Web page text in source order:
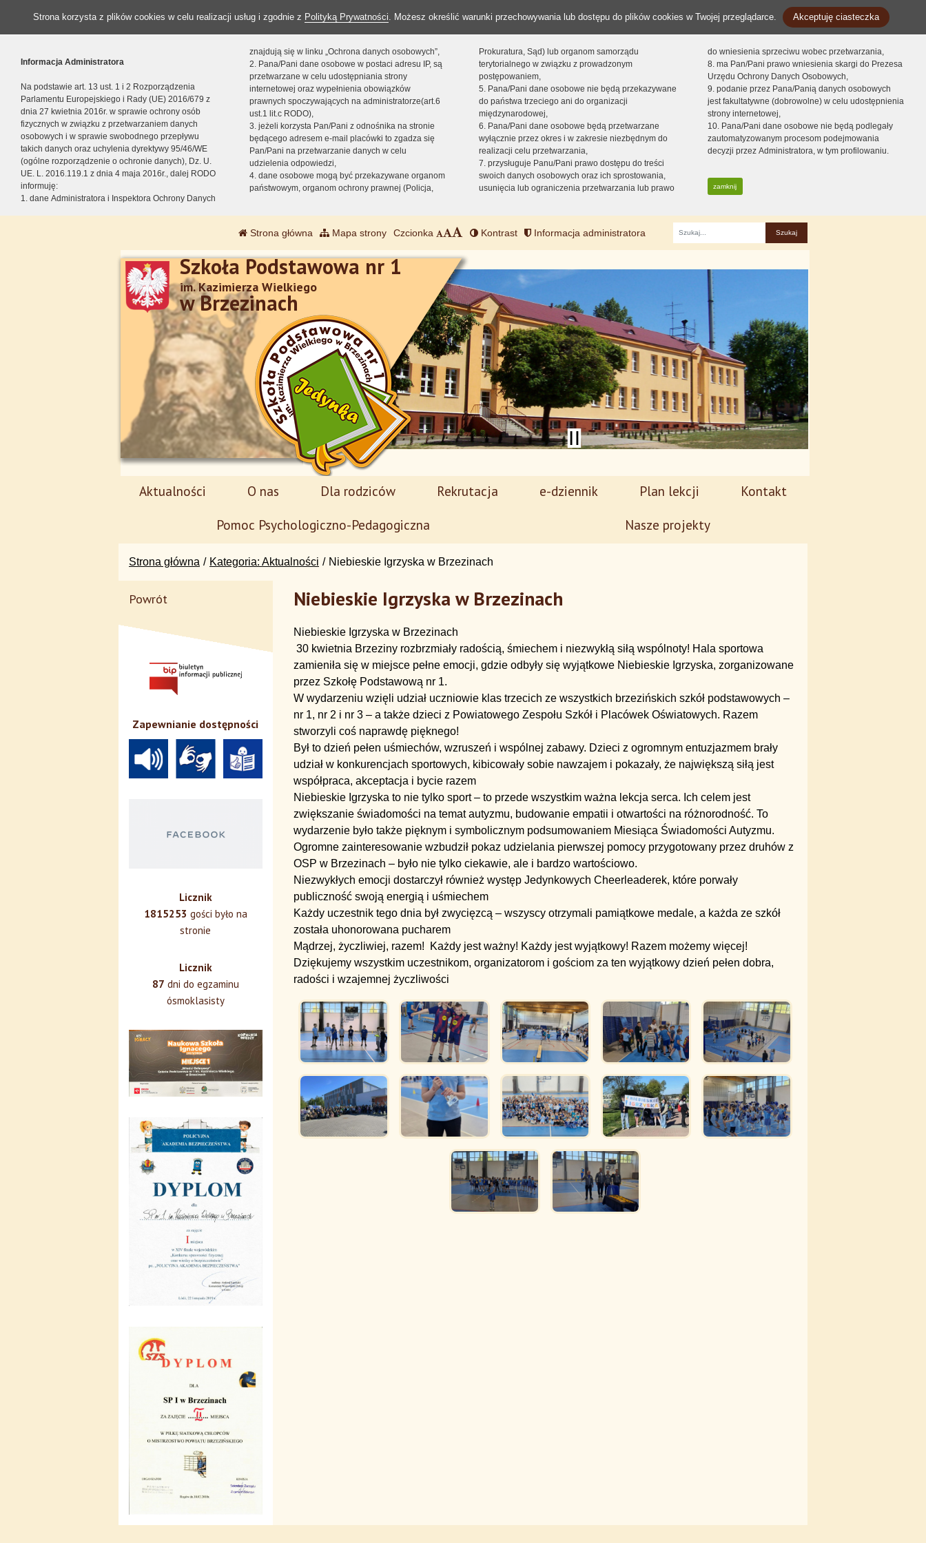
Strona korzysta z plików cookies w celu realizacji usług i zgodnie z Polityką Prywatności. Możesz określić warunki przechowywania lub dostępu do plików cookies w Twojej przeglądarce. Akceptuję ciasteczka
Informacja Administratora
Na podstawie art. 13 ust. 1 i 2 Rozporządzenia
Parlamentu Europejskiego i Rady (UE) 2016/679 z
dnia 27 kwietnia 2016r. w sprawie ochrony osób
fizycznych w związku z przetwarzaniem danych
osobowych i w sprawie swobodnego przepływu
takich danych oraz uchylenia dyrektywy 95/46/WE
(ogólne rozporządzenie o ochronie danych), Dz. U.
UE. L. 2016.119.1 z dnia 4 maja 2016r., dalej RODO
informuję:
1. dane Administratora i Inspektora Ochrony Danych
znajdują się w linku „Ochrona danych osobowych”,
2. Pana/Pani dane osobowe w postaci adresu IP, są
przetwarzane w celu udostępniania strony
internetowej oraz wypełnienia obowiązków
prawnych spoczywających na administratorze(art.6
ust.1 lit.c RODO),
3. jeżeli korzysta Pan/Pani z odnośnika na stronie
będącego adresem e-mail placówki to zgadza się
Pan/Pani na przetwarzanie danych w celu
udzielenia odpowiedzi,
4. dane osobowe mogą być przekazywane organom
państwowym, organom ochrony prawnej (Policja,
Prokuratura, Sąd) lub organom samorządu
terytorialnego w związku z prowadzonym
postępowaniem,
5. Pana/Pani dane osobowe nie będą przekazywane
do państwa trzeciego ani do organizacji
międzynarodowej,
6. Pana/Pani dane osobowe będą przetwarzane
wyłącznie przez okres i w zakresie niezbędnym do
realizacji celu przetwarzania,
7. przysługuje Panu/Pani prawo dostępu do treści
swoich danych osobowych oraz ich sprostowania,
usunięcia lub ograniczenia przetwarzania lub prawo
do wniesienia sprzeciwu wobec przetwarzania,
8. ma Pan/Pani prawo wniesienia skargi do Prezesa
Urzędu Ochrony Danych Osobowych,
9. podanie przez Pana/Panią danych osobowych
jest fakultatywne (dobrowolne) w celu udostępnienia
strony internetowej,
10. Pana/Pani dane osobowe nie będą podlegały
zautomatyzowanym procesom podejmowania
decyzji przez Administratora, w tym profilowaniu.
zamknij
Strona główna Mapa strony Czcionka Kontrast Informacja administratora
Fraza
Szkoła Podstawowa nr 1
im. Kazimierza Wielkiego
w Brzezinach
Aktualności O nas Dla rodziców Rekrutacja e-dziennik Plan lekcji
Kontakt
Pomoc Psychologiczno-Pedagogiczna
Nasze projekty
Strona główna Kategoria: Aktualności Niebieskie Igrzyska w Brzezinach
Niebieskie Igrzyska w Brzezinach
Niebieskie Igrzyska w Brzezinach
30 kwietnia Brzeziny rozbrzmiały radością, śmiechem i niezwykłą siłą wspólnoty! Hala sportowa
zamieniła się w miejsce pełne emocji, gdzie odbyły się wyjątkowe Niebieskie Igrzyska, zorganizowane
przez Szkołę Podstawową nr 1.
W wydarzeniu wzięli udział uczniowie klas trzecich ze wszystkich brzezińskich szkół podstawowych –
nr 1, nr 2 i nr 3 – a także dzieci z Powiatowego Zespołu Szkół i Placówek Oświatowych. Razem
stworzyli coś naprawdę pięknego!
Był to dzień pełen uśmiechów, wzruszeń i wspólnej zabawy. Dzieci z ogromnym entuzjazmem brały
udział w konkurencjach sportowych, kibicowały sobie nawzajem i pokazały, że największą siłą jest
współpraca, akceptacja i bycie razem
Niebieskie Igrzyska to nie tylko sport – to przede wszystkim ważna lekcja serca. Ich celem jest
zwiększanie świadomości na temat autyzmu, budowanie empatii i otwartości na różnorodność. To
wydarzenie było także pięknym i symbolicznym podsumowaniem Miesiąca Świadomości Autyzmu.
Ogromne zainteresowanie wzbudził pokaz udzielania pierwszej pomocy przygotowany przez druhów z
OSP w Brzezinach – było nie tylko ciekawie, ale i bardzo wartościowo.
Niezwykłych emocji dostarczył również występ Jedynkowych Cheerleaderek, które porwały
publiczność swoją energią i uśmiechem
Każdy uczestnik tego dnia był zwycięzcą – wszyscy otrzymali pamiątkowe medale, a każda ze szkół
została uhonorowana pucharem
Mądrzej, życzliwiej, razem!
Każdy jest ważny! Każdy jest wyjątkowy! Razem możemy więcej!
Dziękujemy wszystkim uczestnikom, organizatorom i gościom za ten wyjątkowy dzień pełen dobra,
radości i wzajemnej życzliwości
Powrót
Zapewnianie dostępności
Licznik
1815253 gości było na
stronie
Licznik
87 dni do egzaminu
ósmoklasisty